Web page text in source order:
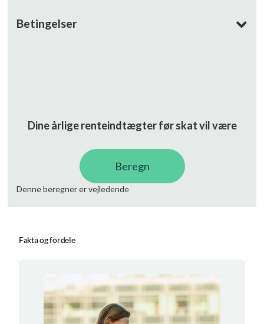
Fakta og fordele